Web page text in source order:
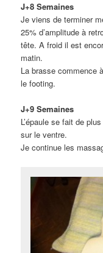
J+8 Semaines
Je viens de terminer
25% d’amplitude à
tête. A froid il est
matin.
La brasse commence
le footing.
J+9 Semaines
L’épaule se fait de
sur le ventre.
Je continue les